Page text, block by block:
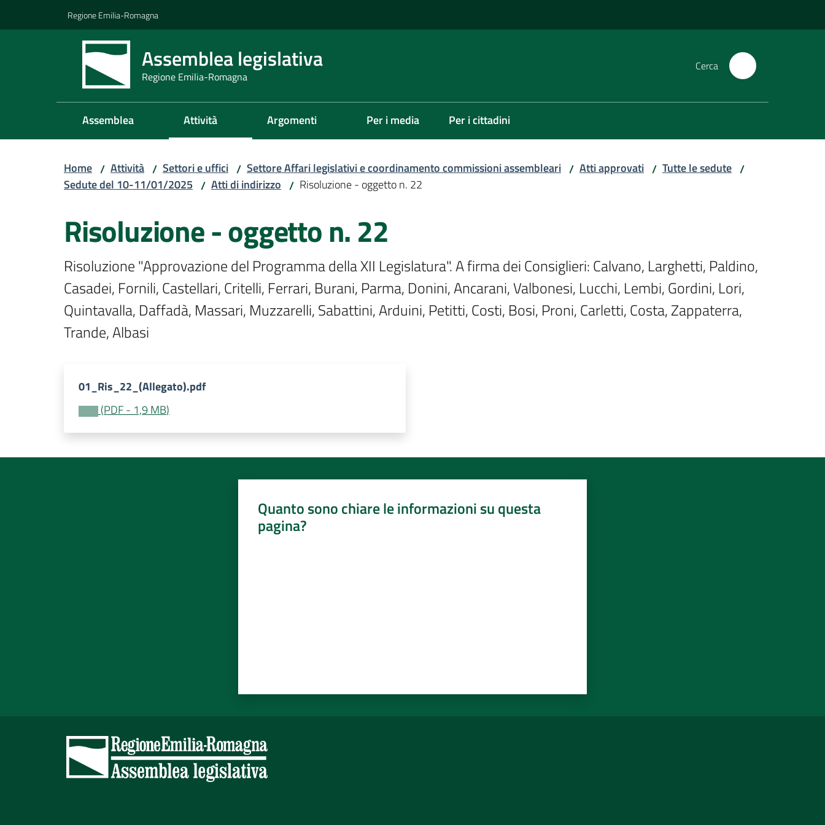
Regione Emilia-Romagna
Assemblea legislativa
Regione Emilia-Romagna
Cerca
Assemblea Attività Argomenti Per i media Per i cittadini
Home / Attività / Settori e uffici / Settore Affari legislativi e coordinamento commissioni assembleari / Atti approvati / Tutte le sedute /
Sedute del 10-11/01/2025 / Atti di indirizzo / Risoluzione - oggetto n. 22
Risoluzione - oggetto n. 22
Risoluzione "Approvazione del Programma della XII Legislatura". A firma dei Consiglieri: Calvano, Larghetti, Paldino,
Casadei, Fornili, Castellari, Critelli, Ferrari, Burani, Parma, Donini, Ancarani, Valbonesi, Lucchi, Lembi, Gordini, Lori,
Quintavalla, Daffadà, Massari, Muzzarelli, Sabattini, Arduini, Petitti, Costi, Bosi, Proni, Carletti, Costa, Zappaterra,
Trande, Albasi
01_Ris_22_(Allegato).pdf
(PDF- 1,9 MB)
Quanto sono chiare le informazioni su questa
pagina?